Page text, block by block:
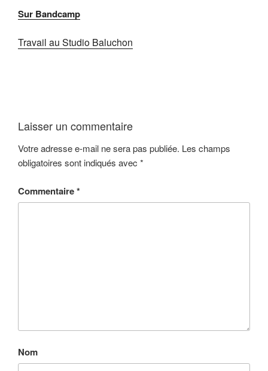
Sur Bandcamp
Travail au Studio Baluchon
Laisser un commentaire
Votre adresse e-mail ne sera pas publiée. Les champs
obligatoires sont indiqués avec *
Commentaire*
Nom